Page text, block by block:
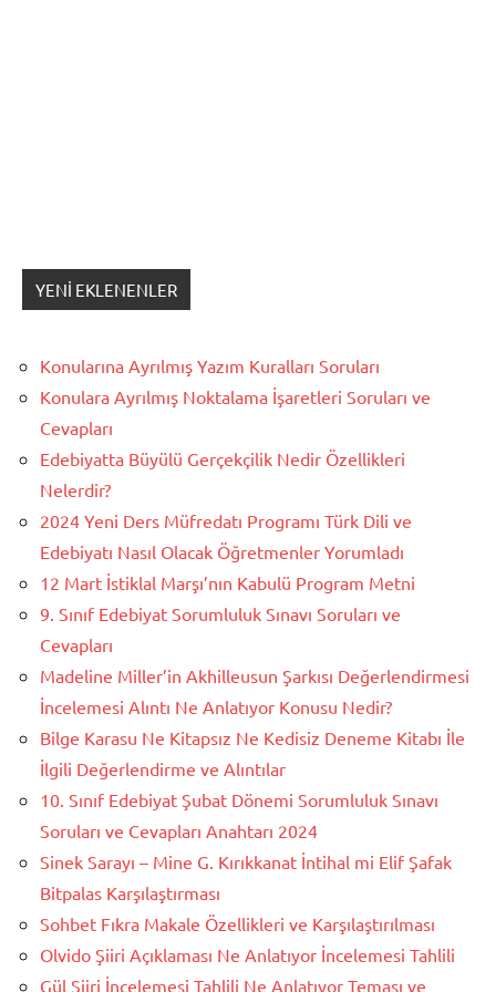
YENI EKLENENLER
Konularına Ayrılmış Yazım Kuralları Soruları
Konulara Ayrılmış Noktalama İşaretleri Soruları ve
Cevapları
Edebiyatta Büyülü Gerçekçilik Nedir Özellikleri
Nelerdir?
2024 Yeni Ders Müfredatı Programı Türk Dili ve
Edebiyatı Nasıl Olacak Öğretmenler Yorumladı
12 Mart İstiklal Marşı’nın Kabulü Program Metni
9. Sınıf Edebiyat Sorumluluk Sınavı Soruları ve
Cevapları
Madeline Miller’in Akhilleusun Şarkısı Değerlendirmesi
İncelemesi Alıntı Ne Anlatıyor Konusu Nedir?
Bilge Karasu Ne Kitapsız Ne Kedisiz Deneme Kitabı İle
İlgili Değerlendirme ve Alıntılar
10. Sınıf Edebiyat Şubat Dönemi Sorumluluk Sınavı
Soruları ve Cevapları Anahtarı 2024
Sinek Sarayı – Mine G. Kırıkkanat İntihal mi Elif Şafak
Bitpalas Karşılaştırması
Sohbet Fıkra Makale Özellikleri ve Karşılaştırılması
Olvido Şiiri Açıklaması Ne Anlatıyor İncelemesi Tahlili
Gül Şiiri İncelemesi Tahlili Ne Anlatıyor Teması ve